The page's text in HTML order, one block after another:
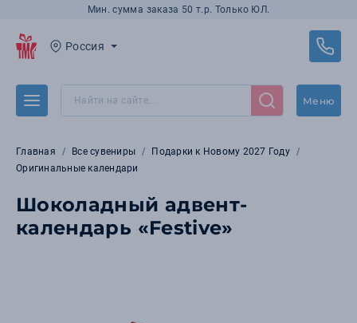
Мин. сумма заказа 50 т.р. Только ЮЛ.
Россия
Меню
Главная Все сувениры
Подарки к Новому 2027 Году
Оригинальные календари
Шоколадный адвент-
календарь «Festive»